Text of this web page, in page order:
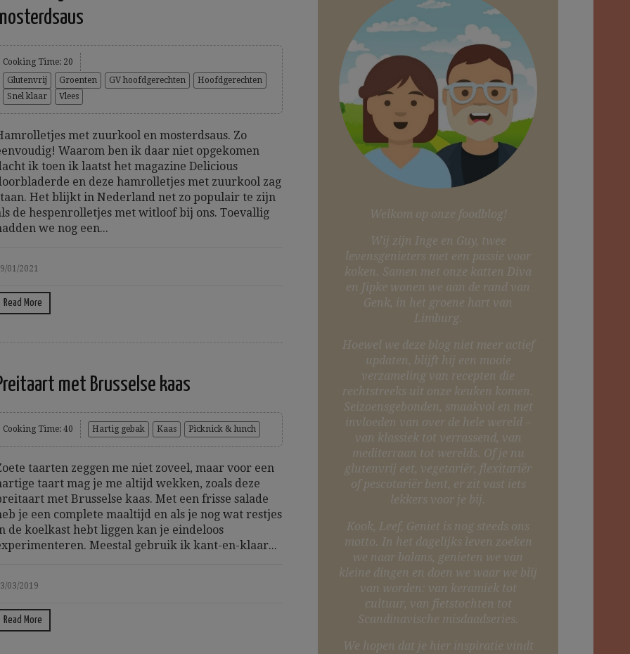
Cooking Time: 20
Glutenvrij
Groenten GV hoofdgerechten
Hoofdgerechten
Snel klaar
Vlees
met zuurkool en mosterdsaus. Zo
Waarom ben ik daar niet opgekomen
ik toen ik laatst het magazine Delicious
en deze hamrolletjes met zuurkool zag
Het blijkt in Nederland net zo populair te zijn
de hespenrolletjes met witloof bij ons. Toevallig
we nog een...
01/2021
Read More
met Brusselse kaas
Cooking Time: 40 Hartig gebak Kaas Picknick & lunch
taarten zeggen me niet zoveel, maar voor een
taart mag je me altijd wekken, zoals deze
met Brusselse kaas. Met een frisse salade
je een complete maaltijd en als je nog wat restjes
de koelkast hebt liggen kan je eindeloos
Meestal gebruik ik kant-en-klaar...
03/2019
Read More
Welkom op onze foodblog!
Wij zijn Inge en Guy, twee
levensgenieters met een passie voor
koken. Samen met onze katten Diva
en Jipke wonen we aan de rand van
Genk, in het groene hart van
Limburg.
Hoewel we deze blog niet meer actief
updaten, blijft hij een mooie
verzameling van recepten die
rechtstreeks uit onze keuken komen.
Seizoensgebonden, smaakvol en met
invloeden van over de hele wereld –
van klassiek tot verrassend, van
mediterraan tot werelds. Of je nu
glutenvrij eet, vegetariër, flexitariër
of pescotariër bent, er zit vast iets
lekkers voor je bij.
Kook, Leef, Geniet is nog steeds ons
motto. In het dagelijks leven zoeken
we naar balans, genieten we van
kleine dingen en doen we waar we blij
van worden: van keramiek tot
cultuur, van fietstochten tot
Scandinavische misdaadseries.
We hopen dat je hier inspiratie vindt